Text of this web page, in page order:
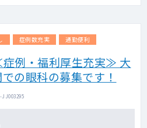
／月 ◇ オンコール：有
◇ 勤務日 週４～５日勤務
介護短時間のご相談も可。
人規程による、お問い合わ
さい。
症例数充実 通勤便利
例・福利厚生充実≫ 大
の眼科の募集です！
JJ003295